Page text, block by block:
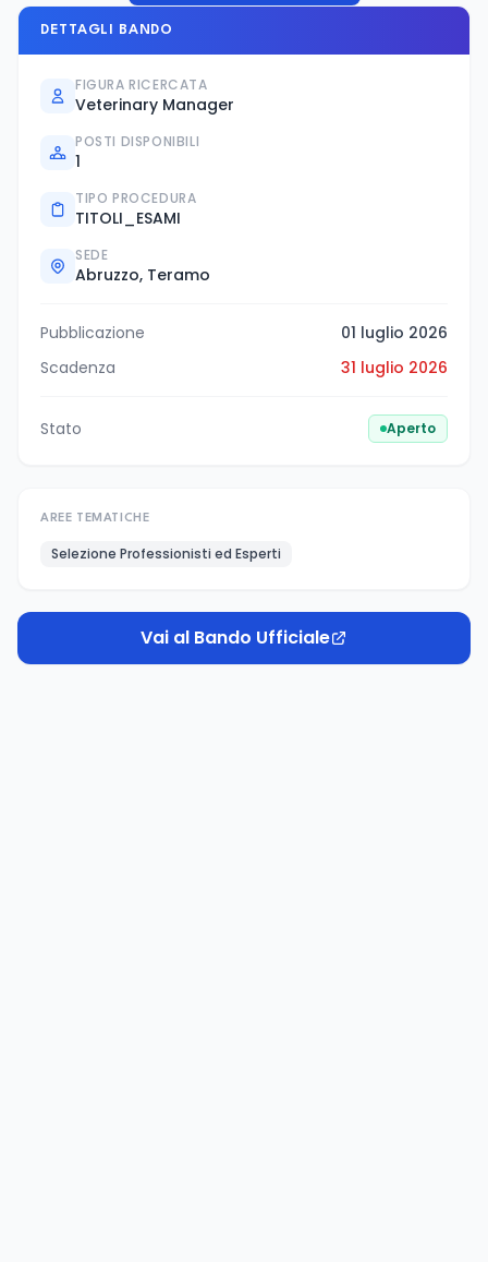
DETTAGLI BANDO
FIGURA RICERCATA
Veterinary Manager
POSTI DISPONIBILI
1
TIPO PROCEDURA
TITOLI_ESAMI
SEDE
Abruzzo, Teramo
Pubblicazione
01 luglio 2026
Scadenza
31 luglio 2026
Stato Aperto
AREE TEMATICHE
Selezione Professionisti ed Esperti
Vai al Bando Ufficiale